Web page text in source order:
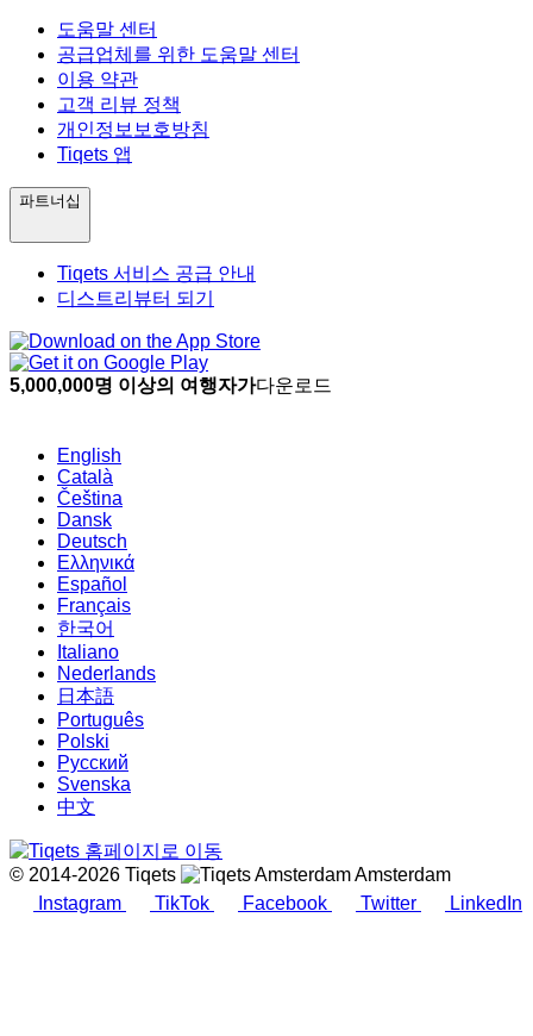
도움말 센터
공급업체를 위한 도움말 센터
이용 약관
고객 리뷰 정책
개인정보보호방침
Tiqets 앱
파트너십
Tiqets 서비스 공급 안내
디스트리뷰터 되기
5,000,000명 이상의 여행자가다운로드
English
Català
Čeština
Dansk
Deutsch
Ελληνικά
Español
Français
한국어
Italiano
Nederlands
日本語
Português
Polski
Русский
Svenska
中文
© 2014-2026 Tiqets
Amsterdam
Instagram
TikTok Facebook Twitter LinkedIn